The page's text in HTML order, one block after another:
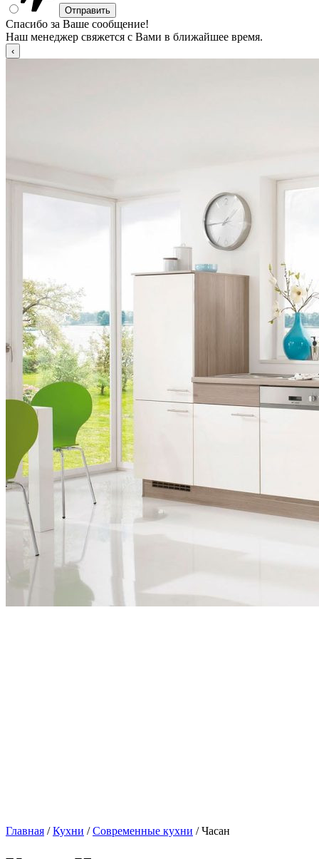
Спасибо за Ваше сообщение!
Наш менеджер свяжется с Вами в ближайшее время.
Главная /Кухни /Современные кухни / Часан